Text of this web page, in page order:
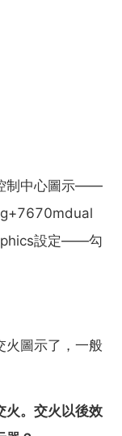
制中心圖示——
設定——勾
火圖示了，一般
火。交火以後效